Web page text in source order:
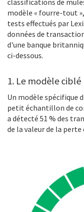
modèle « fourre-tout
tests effectués par
données de
d'une banque
ci-dessous.
1. Le modèle ciblé
Un modèle spécifique
petit échantillon de
a détecté 51 % des
de la valeur de la